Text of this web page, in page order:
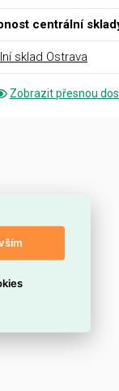
centrální
sklad Ostrava
Zobrazit přesnou